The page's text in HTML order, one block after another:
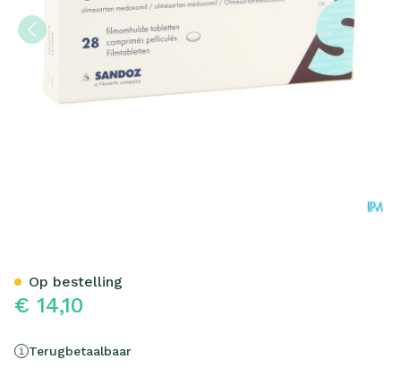
€ 14,10
Terugbetaalbaar
Op bestelling